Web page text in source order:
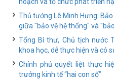
Thủ tướng Lê Minh Hưng:
giữa "bảo vệ hệ thống" và
Tổng Bí thư, Chủ tịch nước
khoa học, dễ thực hiện và có
Chính phủ quyết liệt thực
trưởng kinh tế “hai con số”